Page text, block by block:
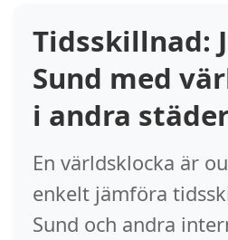
Tidsskillnad:
Sund med
i andra
En världsklocka är
enkelt jämföra
Sund och andra